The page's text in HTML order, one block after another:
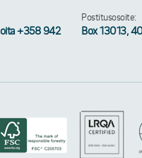
+358 942
Postitusosoite:
Box 13013,